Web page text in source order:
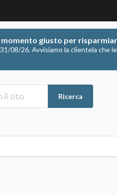
giusto per
08/26. Avvisiamo la clientela che
Ricerca